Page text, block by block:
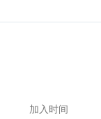
加入时间